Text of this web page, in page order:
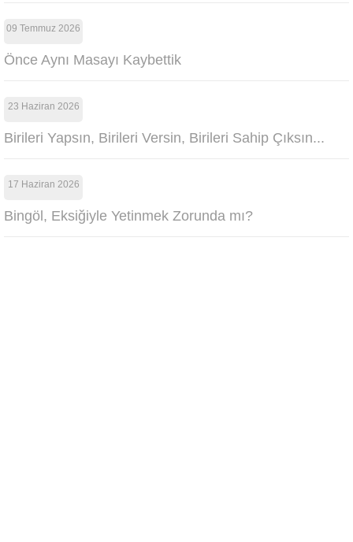
09 Temmuz 2026
Önce Aynı Masayı Kaybettik
23 Haziran 2026
Birileri Yapsın, Birileri Versin, Birileri Sahip Çıksın...
17 Haziran 2026
Bingöl, Eksiğiyle Yetinmek Zorunda mı?